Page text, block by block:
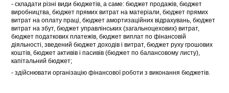
- складати різні види бюджетів, а саме: бюджет продажів, бюджет
виробництва, бюджет прямих витрат на матеріали, бюджет прямих
витрат на оплату праці, бюджет амортизаційних відрахувань, бюджет
витрат на збут, бюджет управлінських (загальноцехових) витрат,
бюджет податкових платежів, бюджет виплат по фінансовій
діяльності, зведений бюджет доходів і витрат, бюджет руху грошових
коштів, бюджет активів і пасивів (бюджет по балансовому листу),
капітальний бюджет;
- здійснювати організацію фінансової роботи з виконання бюджетів.